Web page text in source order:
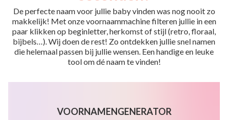
De perfecte naam voor jullie baby vinden was nog nooit zo
makkelijk! Met onze voornaammachine filteren jullie in een
paar klikken op beginletter, herkomst of stijl (retro, floraal,
bijbels…). Wij doen de rest! Zo ontdekken jullie snel namen
die helemaal passen bij jullie wensen. Een handige en leuke
tool om dé naam te vinden!
VOORNAMENGENERATOR